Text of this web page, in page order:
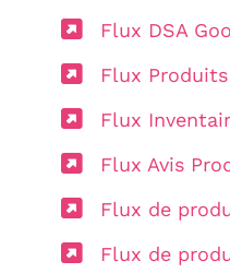
Flux DSA
Flux
Flux
Flux Avis
Flux de
Flux de